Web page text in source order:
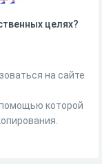
целях?
на сайте
помощью которой